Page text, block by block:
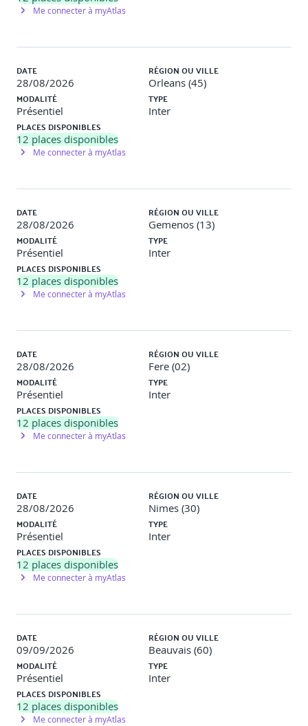
7 heures (1 jour)
E. Modalités pédagogiques :
Formation en présentiel : action de formation synchrone
se déroulant avec la présence physique du (des)
même lieu de formation.
F. Méthodes et modalités pédagogiques :
Apports théoriques (diaporamas animés)
Études de cas concrets à analyser (exemples de
situations de télétravail)
Quiz interactifs, forums d’échange
Me connecter à myAtlas
DATE
28/08/2026
RÉGION OU VILLE
Orleans (45)
MODALITÉ
Présentiel
TYPE
Inter
PLACES DISPONIBLES
12 places disponibles
Me connecter à myAtlas
DATE
28/08/2026
RÉGION OU VILLE
Gemenos (13)
MODALITÉ
Présentiel
TYPE
Inter
PLACES DISPONIBLES
12 places disponibles
Me connecter à myAtlas
DATE
28/08/2026
RÉGION OU VILLE
Fere (02)
MODALITÉ
Présentiel
TYPE
Inter
PLACES DISPONIBLES
12 places disponibles
Me connecter à myAtlas
DATE
28/08/2026
RÉGION OU VILLE
Nimes (30)
MODALITÉ
Présentiel
TYPE
Inter
PLACES DISPONIBLES
12 places disponibles
Me connecter à myAtlas
DATE
09/09/2026
RÉGION OU VILLE
Beauvais (60)
MODALITÉ
Présentiel
TYPE
Inter
PLACES DISPONIBLES
12 places disponibles
Me connecter à myAtlas